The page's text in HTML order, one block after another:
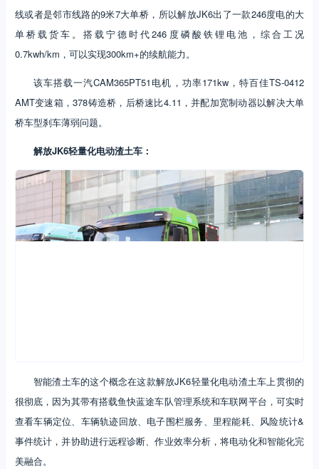
线或者是邻市线路的9米7大单桥，所以解放JK6出了一款246度电的大
单桥载货车。搭载宁德时代246度磷酸铁锂电池，综合工况
0.7kwh/km，可以实现300km+的续航能力。
该车搭载一汽CAM365PT51电机，功率171kw，特百佳TS-0412
AMT变速箱，378铸造桥，后桥速比4.11，并配加宽制动器以解决大单
桥车型刹车薄弱问题。
解放JK6轻量化电动渣土车：
智能渣土车的这个概念在这款解放JK6轻量化电动渣土车上贯彻的
很彻底，因为其带有搭载鱼快蓝途车队管理系统和车联网平台，可实时
查看车辆定位、车辆轨迹回放、电子围栏服务、里程能耗、风险统计&
事件统计，并协助进行远程诊断、作业效率分析，将电动化和智能化完
美融合。